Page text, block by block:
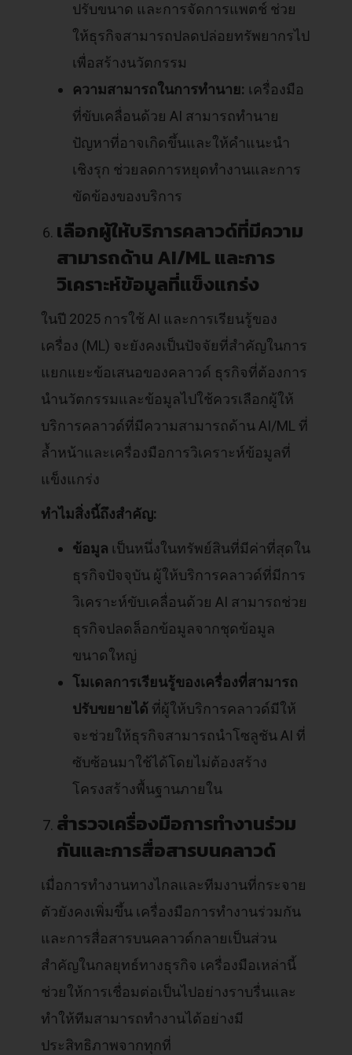
ปรับขนาด และการจัดการแพตช์ ช่วย
ให้ธุรกิจสามารถปลดปล่อยทรัพยากรไป
เพื่อสร้างนวัตกรรม
ความสามารถในการทำนาย: เครื่องมือ
ที่ขับเคลื่อนด้วย AI สามารถทำนาย
ปัญหาที่อาจเกิดขึ้นและให้คำแนะนำ
เชิงรุก ช่วยลดการหยุดทำงานและการ
ขัดข้องของบริการ
เลือกผู้ให้บริการคลาวด์ที่มีความ
สามารถด้าน AI/ML และการ
วิเคราะห์ข้อมูลที่แข็งแกร่ง
ในปี 2025 การใช้ AI และการเรียนรู้ของ
เครื่อง (ML) จะยังคงเป็นปัจจัยที่สำคัญในการ
แยกแยะข้อเสนอของคลาวด์ ธุรกิจที่ต้องการ
นำนวัตกรรมและข้อมูลไปใช้ควรเลือกผู้ให้
บริการคลาวด์ที่มีความสามารถด้าน AI/ML ที่
ล้ำหน้าและเครื่องมือการวิเคราะห์ข้อมูลที่
แข็งแกร่ง
ทำไมสิ่งนี้ถึงสำคัญ:
ข้อมูล เป็นหนึ่งในทรัพย์สินที่มีค่าที่สุดใน
ธุรกิจปัจจุบัน ผู้ให้บริการคลาวด์ที่มีการ
วิเคราะห์ขับเคลื่อนด้วย AI สามารถช่วย
ธุรกิจปลดล็อกข้อมูลจากชุดข้อมูล
ขนาดใหญ่
โมเดลการเรียนรู้ของเครื่องที่สามารถ
ปรับขยายได้ ที่ผู้ให้บริการคลาวด์มีให้
จะช่วยให้ธุรกิจสามารถนำโซลูชัน AI ที่
ซับซ้อนมาใช้ได้โดยไม่ต้องสร้าง
โครงสร้างพื้นฐานภายใน
สำรวจเครื่องมือการทำงานร่วม
กันและการสื่อสารบนคลาวด์
เมื่อการทำงานทางไกลและทีมงานที่กระจาย
ตัวยังคงเพิ่มขึ้น เครื่องมือการทำงานร่วมกัน
และการสื่อสารบนคลาวด์กลายเป็นส่วน
สำคัญในกลยุทธ์ทางธุรกิจ เครื่องมือเหล่านี้
ช่วยให้การเชื่อมต่อเป็นไปอย่างราบรื่นและ
ทำให้ทีมสามารถทำงานได้อย่างมี
ประสิทธิภาพจากทุกที่